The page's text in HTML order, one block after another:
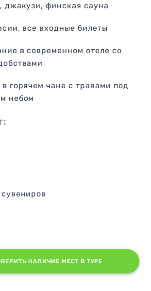
джакузи, финская сауна
все входные билеты
в современном отеле со
в горячем чане с травами под
небом
НАЛИЧИЕ МЕСТ В ТУРЕ